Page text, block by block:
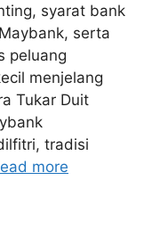
syarat bank
serta
peluang
menjelang
Tukar Duit
tradisi
more